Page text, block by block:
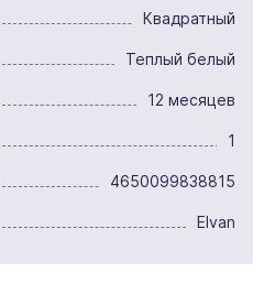
Квадратный
Теплый белый
12 месяцев
1
4650099838815
Elvan